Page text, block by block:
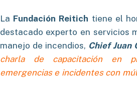
La Fundación Reitich tiene el
destacado experto en servicios
manejo de incendios, Chief Juan
charla de capacitación en
emergencias e incidentes con